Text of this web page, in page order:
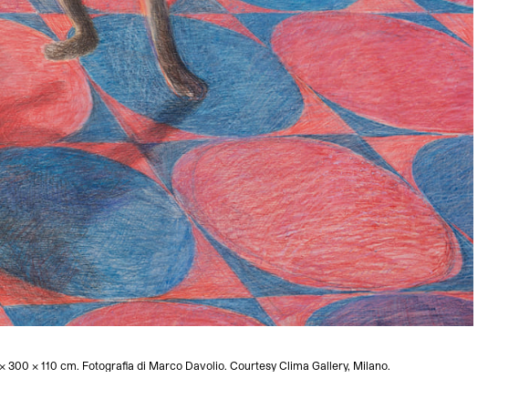
x 110 cm. Fotografia di Marco Davolio. Courtesy Clima Gallery, Milano.